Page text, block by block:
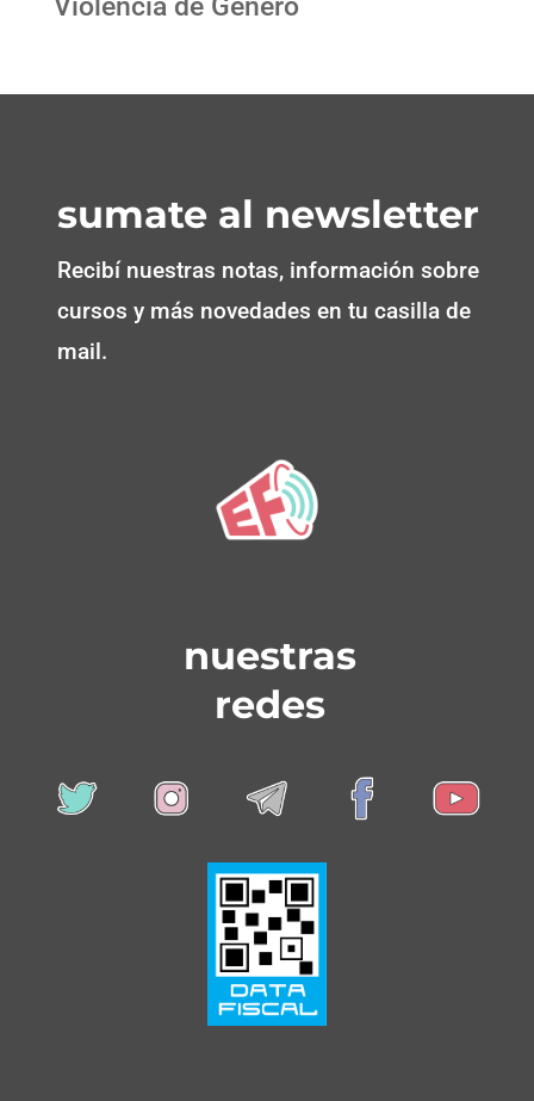
sumate al newsletter
Recibí nuestras notas, información sobre
cursos y más novedades en tu casilla de
mail.
nuestras
redes